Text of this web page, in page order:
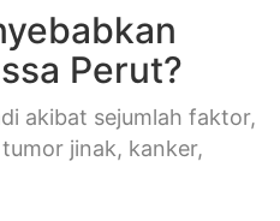
Perut?
akibat sejumlah faktor,
jinak, kanker,